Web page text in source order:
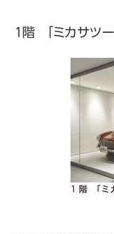
１階 「ミカサツ